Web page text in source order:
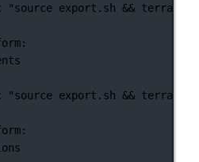
"source export.sh &&
:
export.sh &&
: